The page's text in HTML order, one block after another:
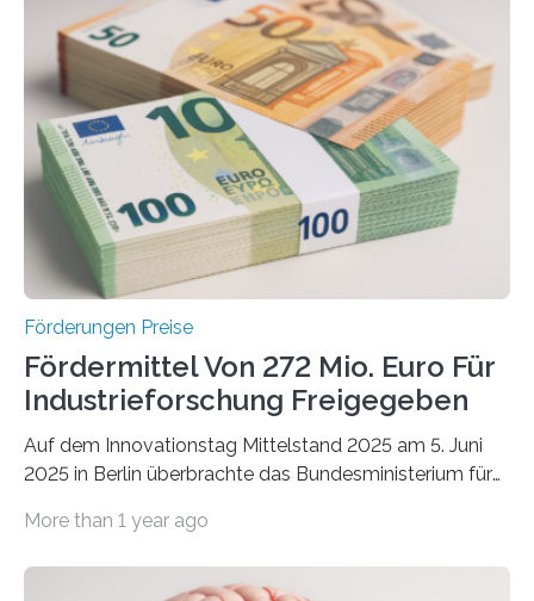
Förderungen Preise
Fördermittel Von 272 Mio. Euro Für
Industrieforschung Freigegeben
Auf dem Innovationstag Mittelstand 2025 am 5. Juni
2025 in Berlin überbrachte das Bundesministerium für
Überplanmäßige Verpflichtungsermächtigungen in
Woche vom Haushaltsausschuss freigegeben – unter
More than 1 year ago